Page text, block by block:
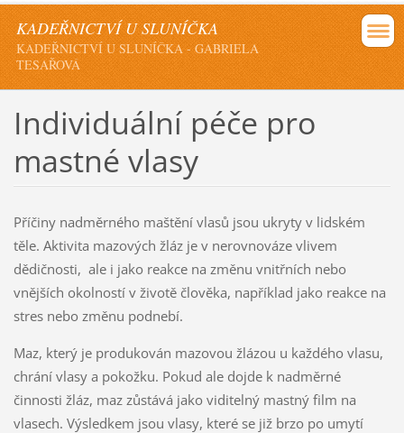
KADEŘNICTVÍ U SLUNÍČKA
KADEŘNICTVÍ U SLUNÍČKA - GABRIELA
TESAŘOVÁ
Individuální péče pro
mastné vlasy
Příčiny nadměrného maštění vlasů jsou ukryty v lidském
těle. Aktivita mazových žláz je v nerovnováze vlivem
dědičnosti, ale i jako reakce na změnu vnitřních nebo
vnějších okolností v životě člověka, například jako reakce na
stres nebo změnu podnebí.
Maz, který je produkován mazovou žlázou u každého vlasu,
chrání vlasy a pokožku. Pokud ale dojde k nadměrné
činnosti žláz, maz zůstává jako viditelný mastný film na
vlasech. Výsledkem jsou vlasy, které se již brzo po umytí